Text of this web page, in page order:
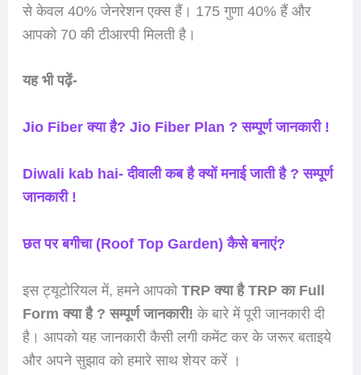
से केवल 40% जेनरेशन एक्स हैं। 175 गुणा 40% हैं और
आपको 70 की टीआरपी मिलती है।
यह भी पढ़ें-
Jio Fiber क्या है? Jio Fiber Plan ? सम्पूर्ण जानकारी !
Diwali kab hai- दीवाली कब है क्यों मनाई जाती है ? सम्पूर्ण
जानकारी !
छत पर बगीचा (Roof Top Garden) कैसे बनाएं?
इस ट्यूटोरियल में, हमने आपकोTRP क्या है TRP का Full
Form क्या है ? सम्पूर्ण जानकारी!के बारे में पूरी जानकारी दी
है। आपको यह जानकारी कैसी लगी कमेंट कर के जरूर बताइये
और अपने सुझाव को हमारे साथ शेयर करें ।